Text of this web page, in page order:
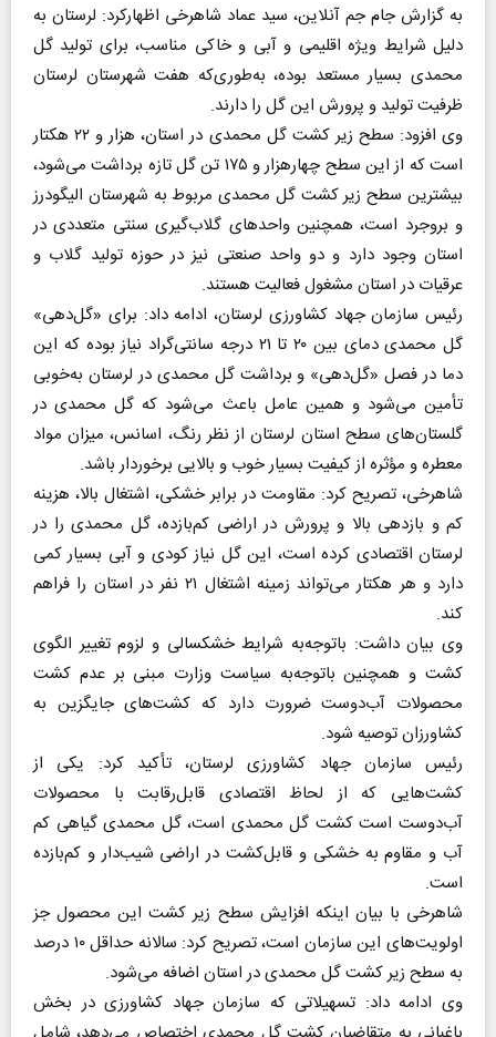
به گزارش جام جم آنلاین، سید عماد شاهرخی اظهارکرد: لرستان به
دلیل شرایط ویژه اقلیمی و آبی و خاکی مناسب، برای تولید گل
محمدی بسیار مستعد بوده، به‌طوری‌که هفت شهرستان لرستان
ظرفیت تولید و پرورش این گل را دارند.
وی افزود: سطح زیر کشت گل محمدی در استان، هزار و ۲۲ هکتار
است که از این سطح چهارهزار و ۱۷۵ تن گل تازه برداشت می‌شود،
بیشترین سطح زیر کشت گل محمدی مربوط به شهرستان الیگودرز
و بروجرد است، همچنین واحدهای گلاب‌گیری سنتی متعددی در
استان وجود دارد و دو واحد صنعتی نیز در حوزه تولید گلاب و
عرقیات در استان مشغول فعالیت هستند.
رئیس سازمان جهاد کشاورزی لرستان، ادامه داد: برای «گل‌دهی»
گل محمدی دمای بین ۲۰ تا ۲۱ درجه سانتی‌گراد نیاز بوده که این
دما در فصل «گل‌دهی» و برداشت گل محمدی در لرستان به‌خوبی
تأمین می‌شود و همین عامل باعث می‌شود که گل محمدی در
گلستان‌های سطح استان لرستان از نظر رنگ، اسانس، میزان مواد
معطره و مؤثره از کیفیت بسیار خوب و بالایی برخوردار باشد.
شاهرخی، تصریح کرد: مقاومت در برابر خشکی، اشتغال بالا، هزینه
کم و بازدهی بالا و پرورش در اراضی کم‌بازده، گل محمدی را در
لرستان اقتصادی کرده است، این گل نیاز کودی و آبی بسیار کمی
دارد و هر هکتار می‌تواند زمینه اشتغال ۲۱ نفر در استان را فراهم
کند.
وی بیان داشت: باتوجه‌به شرایط خشکسالی و لزوم تغییر الگوی
کشت و همچنین باتوجه‌به سیاست وزارت مبنی بر عدم کشت
محصولات آب‌دوست ضرورت دارد که کشت‌های جایگزین به
کشاورزان توصیه شود.
رئیس سازمان جهاد کشاورزی لرستان، تأکید کرد: یکی از
کشت‌هایی که از لحاظ اقتصادی قابل‌رقابت با محصولات
آب‌دوست است کشت گل محمدی است، گل محمدی گیاهی کم
آب و مقاوم به خشکی و قابل‌کشت در اراضی شیب‌دار و کم‌بازده
است.
شاهرخی با بیان اینکه افزایش سطح زیر کشت این محصول جز
اولویت‌های این سازمان است، تصریح کرد: سالانه حداقل ۱۰ درصد
به سطح زیر کشت گل محمدی در استان اضافه می‌شود.
وی ادامه داد: تسهیلاتی که سازمان جهاد کشاورزی در بخش